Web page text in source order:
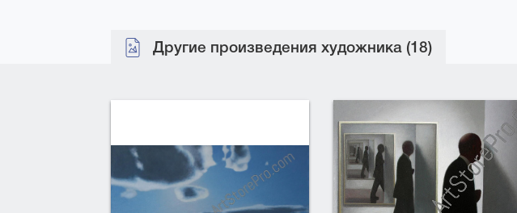
Другие произведения художника (18)